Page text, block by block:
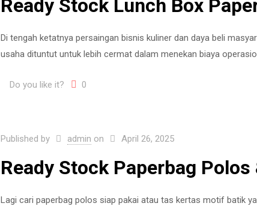
Ready Stock Lunch Box
Di tengah ketatnya persaingan bisnis kuliner dan daya beli
usaha dituntut untuk lebih cermat dalam menekan biaya
Do you like it? 0
Published by admin on April 26, 2025
Ready Stock Paperbag Polos
Lagi cari paperbag polos siap pakai atau tas kertas motif batik